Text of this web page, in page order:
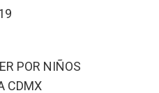
POR NIÑOS
CDMX